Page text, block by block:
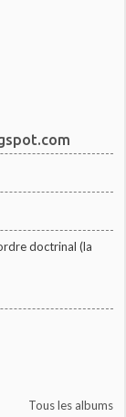
doctrinal (la
Tous les albums